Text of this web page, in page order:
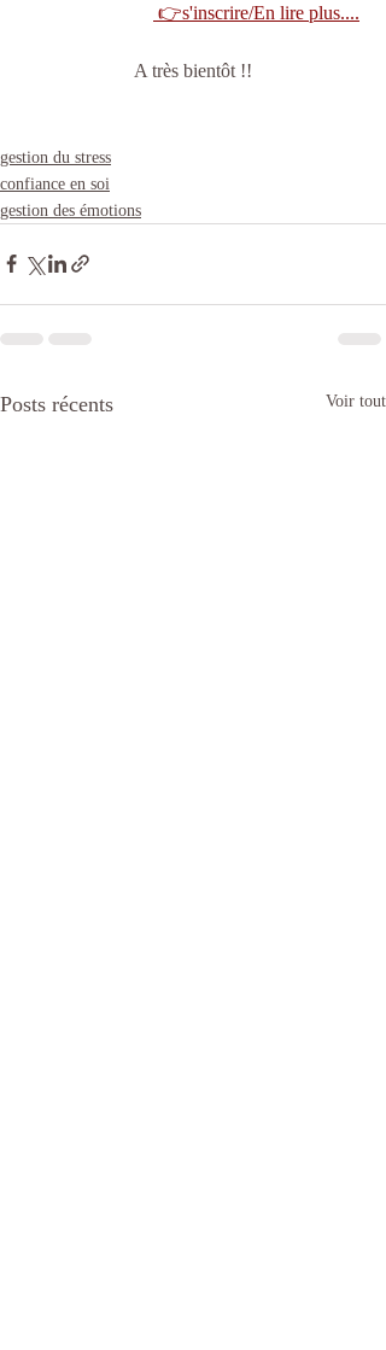
👉s'inscrire/En lire plus....
A très bientôt !!
gestion du stress
confiance en soi
gestion des émotions
Posts récents Voir tout